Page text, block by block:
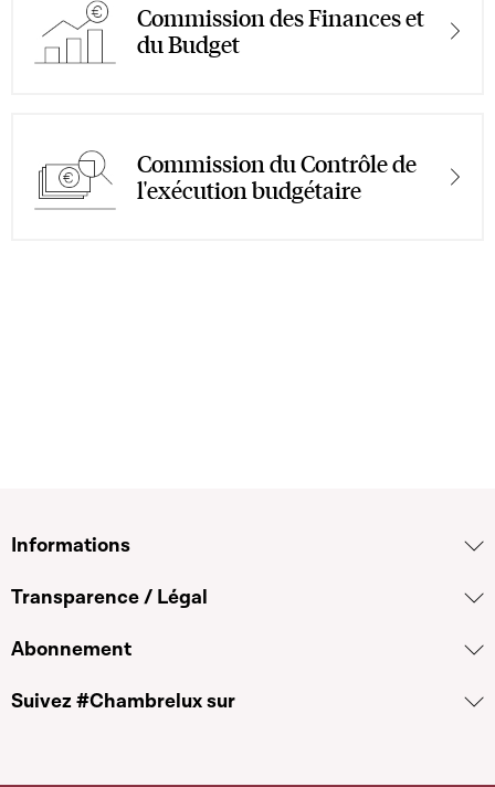
Commission des Finances et
du Budget
Commission du Contrôle de
l'exécution budgétaire
Informations
Transparence / Légal
Abonnement
Suivez #Chambrelux sur